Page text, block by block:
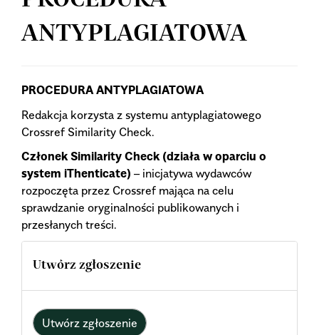
ANTYPLAGIATOWA
PROCEDURA ANTYPLAGIATOWA
Redakcja korzysta z systemu antyplagiatowego
Crossref Similarity Check.
Członek Similarity Check (działa w oparciu o
system iThenticate) – inicjatywa wydawców
rozpoczęta przez Crossref mająca na celu
sprawdzanie oryginalności publikowanych i
przesłanych treści.
Utwórz zgłoszenie
Utwórz zgłoszenie